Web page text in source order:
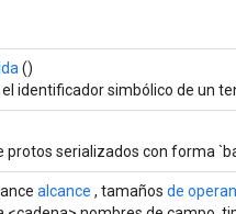
()
el identificador simbólico de un
protos serializados con forma
alcance , tamaños de